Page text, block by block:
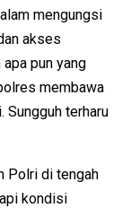
mengungsi
akses
pun yang
membawa
Sungguh terharu
Polri di tengah
kondisi